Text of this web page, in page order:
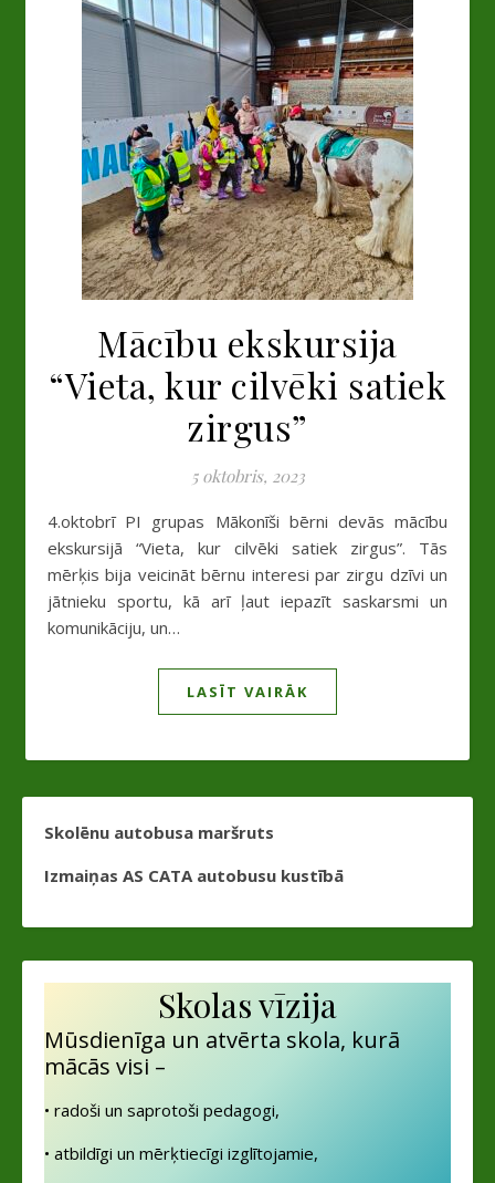
Mācību ekskursija
“Vieta, kur cilvēki satiek
zirgus”
5 oktobris, 2023
4.oktobrī PI grupas Mākonīši bērni devās mācību
ekskursijā “Vieta, kur cilvēki satiek zirgus”. Tās
mērķis bija veicināt bērnu interesi par zirgu dzīvi un
jātnieku sportu, kā arī ļaut iepazīt saskarsmi un
komunikāciju, un…
LASĪT VAIRĀK
Skolēnu autobusa maršruts
Izmaiņas AS CATA autobusu kustībā
Skolas vīzija
Mūsdienīga un atvērta skola, kurā
mācās visi –
• radoši un saprotoši pedagogi,
• atbildīgi un mērķtiecīgi izglītojamie,